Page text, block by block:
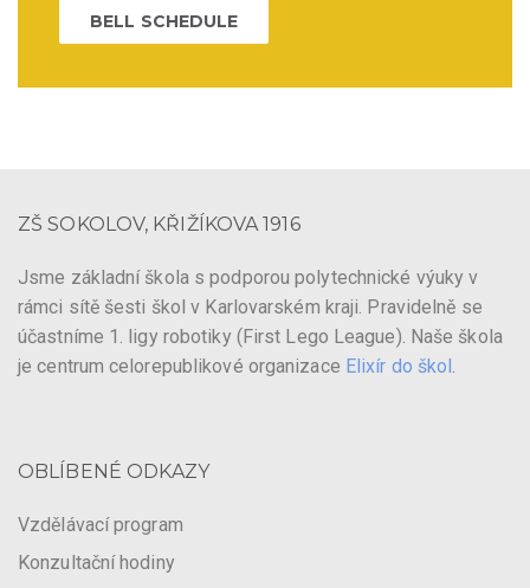
BELL SCHEDULE
ZŠ SOKOLOV, KŘIŽÍKOVA 1916
Jsme základní škola s podporou polytechnické výuky v
rámci sítě šesti škol v Karlovarském kraji. Pravidelně se
účastníme 1. ligy robotiky (First Lego League). Naše škola
je centrum celorepublikové organizace Elixír do škol.
OBLÍBENÉ ODKAZY
Vzdělávací program
Konzultační hodiny